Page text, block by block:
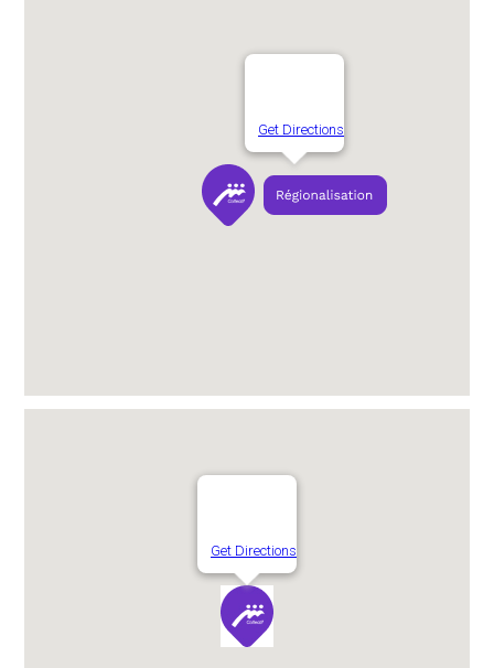
Get Directions
Get Directions